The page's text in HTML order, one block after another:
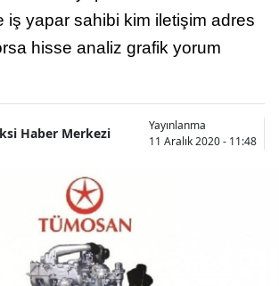
iş yapar sahibi kim iletişim adres
hisse analiz grafik yorum
Haber Merkezi
Yayınlanma
11 Aralık 2020 - 11:48